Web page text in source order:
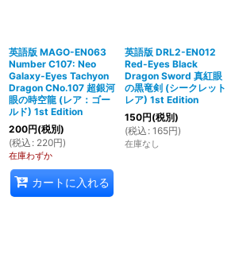
英語版 MAGO-EN063
Number C107: Neo
Galaxy-Eyes Tachyon
Dragon CNo.107 超銀河
眼の時空龍 (レア：ゴー
ルド) 1st Edition
200円(税別)
(税込 : 220円)
在庫わずか
カートに入れる
英語版 DRL2-EN012
Red-Eyes Black
Dragon Sword 真紅眼
の黒竜剣 (シークレット
レア) 1st Edition
150円(税別)
(税込 : 165円)
在庫なし